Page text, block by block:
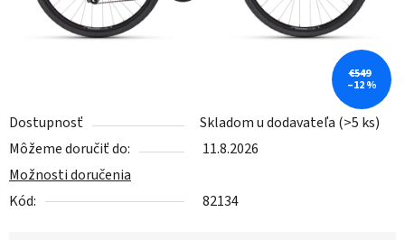
Dostupnosť Skladom u dodavateľa (>5 ks)
Môžeme doručiť do:
11.8.2026
Možnosti doručenia
Kód:
82134
€549
–12 %